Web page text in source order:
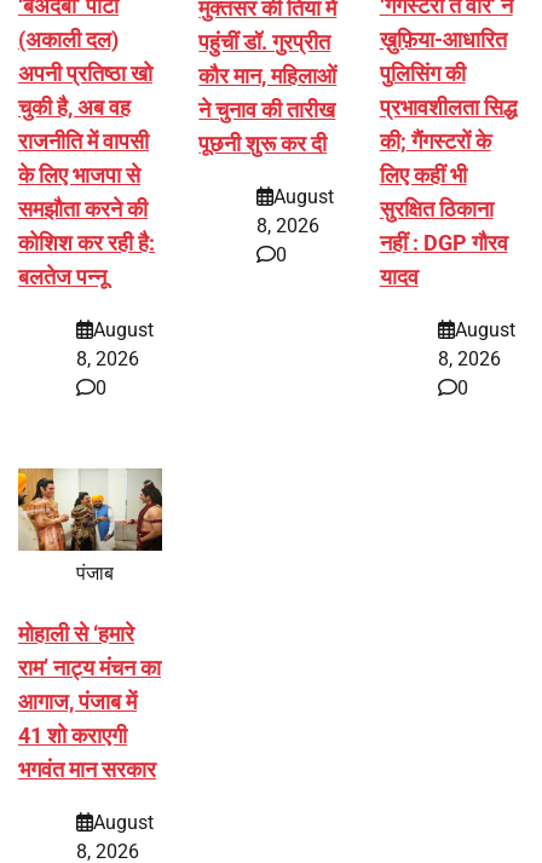
‘बेअदबी’ पार्टी
(अकाली दल)
अपनी प्रतिष्ठा खो
चुकी है, अब वह
राजनीति में वापसी
के लिए भाजपा से
समझौता करने की
कोशिश कर रही है:
बलतेज पन्नू
August
8, 2026
0
मुक्तसर की तियां में
पहुंचीं डॉ. गुरप्रीत
कौर मान, महिलाओं
ने चुनाव की तारीख
पूछनी शुरू कर दी
August
8, 2026
0
‘गैंगस्टरां ते वार’ ने
ख़ुफ़िया-आधारित
पुलिसिंग की
प्रभावशीलता सिद्ध
की; गैंगस्टरों के
लिए कहीं भी
सुरक्षित ठिकाना
नहीं : DGP गौरव
यादव
August
8, 2026
0
पंजाब
मोहाली से ‘हमारे
राम’ नाट्य मंचन का
आगाज, पंजाब में
41 शो कराएगी
भगवंत मान सरकार
August
8, 2026